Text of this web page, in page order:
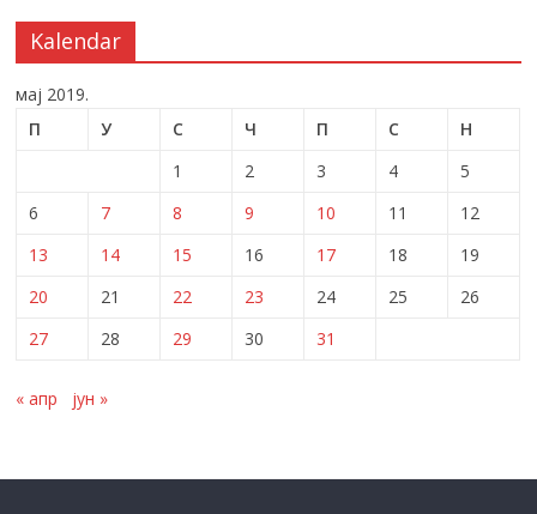
Kalendar
мај 2019.
П
У С Ч П С
Н
1
2 3 4
5
6
7 8 9 10 11
12
13
14 15 16 17 18
19
20
21 22 23 24 25
26
27
28 29 30 31
« апр јун »